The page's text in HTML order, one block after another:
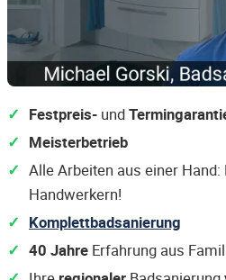
Festpreis- und
Meisterbetrieb
Alle Arbeiten aus einer
Handwerkern!
Komplettbadsanierung
40 Jahre Erfahrung aus